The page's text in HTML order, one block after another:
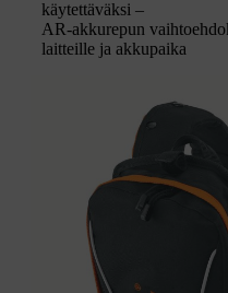
käytettäväksi –
AR-akkurepun
laitteille ja akkupaika